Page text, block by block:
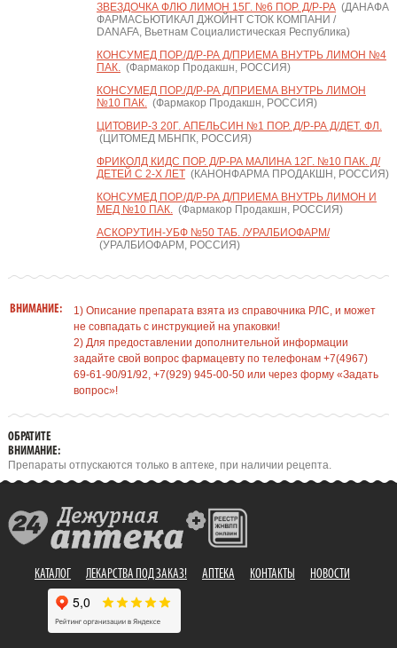
ЗВЕЗДОЧКА ФЛЮ ЛИМОН 15Г. №6 ПОР. Д/Р-РА(ДАНАФА
ФАРМАСЬЮТИКАЛ ДЖОЙНТ СТОК КОМПАНИ /
DANAFA, Вьетнам Социалистическая Республика)
КОНСУМЕД ПОР./Д/Р-РА Д/ПРИЕМА ВНУТРЬ ЛИМОН №4
ПАК.(Фармакор Продакшн, РОССИЯ)
КОНСУМЕД ПОР./Д/Р-РА Д/ПРИЕМА ВНУТРЬ ЛИМОН
№10 ПАК.(Фармакор Продакшн, РОССИЯ)
ЦИТОВИР-3 20Г. АПЕЛЬСИН №1 ПОР. Д/Р-РА Д/ДЕТ. ФЛ.
(ЦИТОМЕД МБНПК, РОССИЯ)
ФРИКОЛД КИДС ПОР. Д/Р-РА МАЛИНА 12Г. №10 ПАК. Д/
ДЕТЕЙ С 2-Х ЛЕТ(КАНОНФАРМА ПРОДАКШН, РОССИЯ)
КОНСУМЕД ПОР./Д/Р-РА Д/ПРИЕМА ВНУТРЬ ЛИМОН И
МЕД №10 ПАК.(Фармакор Продакшн, РОССИЯ)
АСКОРУТИН-УБФ №50 ТАБ. /УРАЛБИОФАРМ/
(УРАЛБИОФАРМ, РОССИЯ)
ВНИМАНИЕ:
1) Описание препарата взята из справочника РЛС, и может
не совпадать с инструкцией на упаковки!
2) Для предоставлении дополнительной информации
задайте свой вопрос фармацевту по телефонам +7(4967)
69-61-90/91/92, +7(929) 945-00-50 или через форму «Задать
вопрос»!
ОБРАТИТЕ
ВНИМАНИЕ:
Препараты отпускаются только в аптеке, при наличии рецепта.
КАТАЛОГ ЛЕКАРСТВА ПОД ЗАКАЗ! АПТЕКА КОНТАКТЫ НОВОСТИ